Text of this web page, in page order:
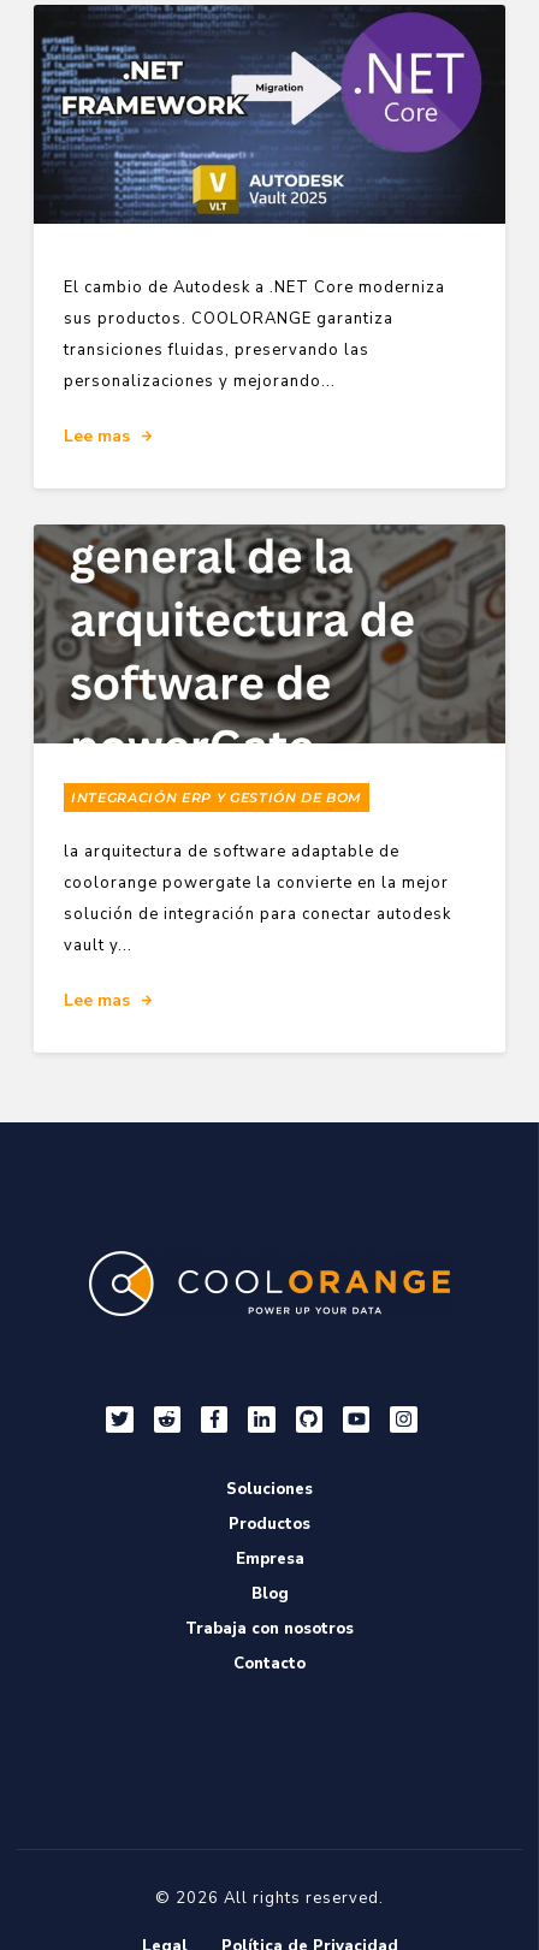
El cambio de Autodesk a .NET Core moderniza
sus productos. COOLORANGE garantiza
transiciones fluidas, preservando las
personalizaciones y mejorando...
Lee mas
INTEGRACIÓN ERP Y GESTIÓN DE BOM
la arquitectura de software adaptable de
coolorange powergate la convierte en la mejor
solución de integración para conectar autodesk
vault y...
Lee mas
Soluciones
Productos
Empresa
Blog
Trabaja con nosotros
Contacto
© 2026 All rights reserved.